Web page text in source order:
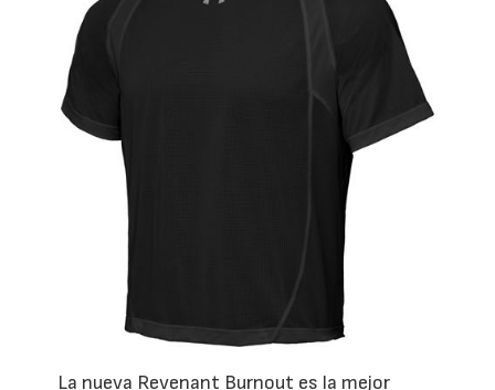
La nueva Revenant Burnout es la mejor